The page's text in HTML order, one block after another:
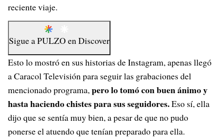
reciente viaje.
Sigue aPULZO enDiscover
Esto lo mostró en sus historias de Instagram, apenas llegó
a Caracol Televisión para seguir las grabaciones del
mencionado programa,pero lo tomó con buen ánimo y
hasta haciendo chistes para sus seguidores.Eso sí, ella
dijo que se sentía muy bien, a pesar de que no pudo
ponerse el atuendo que tenían preparado para ella.